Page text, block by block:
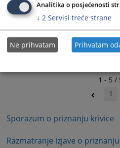
Sporazum o priznanju krivice
Razmatranje izjave o
1 - 5 /
1
Analitika o posjećenosti
↓ 2 Servisi treće strane
Ne prihvatam Prihvatam